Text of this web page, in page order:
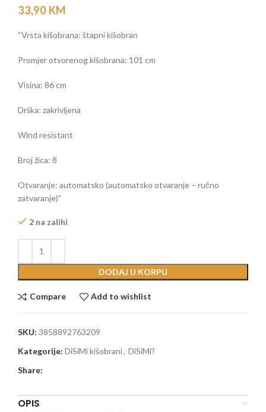
33,90 KM
“Vrsta kišobrana: štapni kišobran
Promjer otvorenog kišobrana: 101 cm
Visina: 86 cm
Drška: zakrivljena
Wind resistant
Broj žica: 8
Otvaranje: automatsko (automatsko otvaranje – ručno
zatvaranje)”
2 na zalihi
DODAJ U KORPU
Compare Add to wishlist
SKU: 3858892763209
Kategorije: DiSiMi kišobrani, DiSiMi?
Share:
OPIS